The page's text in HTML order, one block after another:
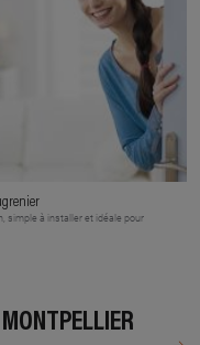
simple à installer et idéale pour